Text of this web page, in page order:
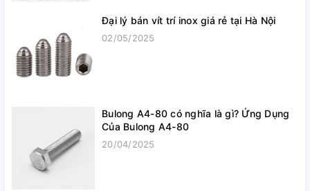
Đại lý bán vít trí inox giá rẻ tại Hà Nội
02/05/2025
Bulong A4-80 có nghĩa là gì? Ứng Dụng
Của Bulong A4-80
20/04/2025